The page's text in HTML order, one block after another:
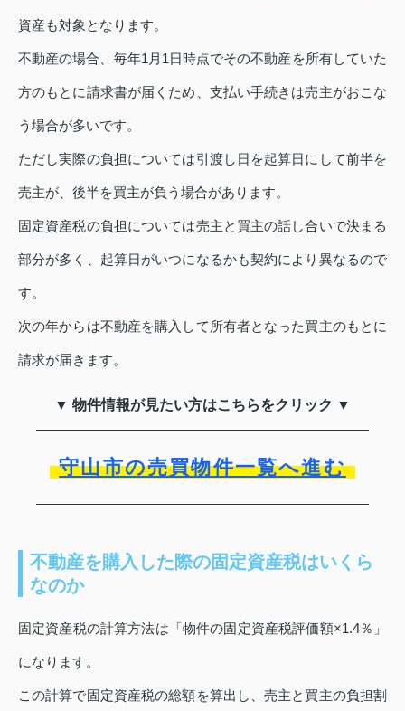
資産も対象となります。
不動産の場合、毎年1月1日時点でその不動産を所有していた
方のもとに請求書が届くため、支払い手続きは売主がおこな
う場合が多いです。
ただし実際の負担については引渡し日を起算日にして前半を
売主が、後半を買主が負う場合があります。
固定資産税の負担については売主と買主の話し合いで決まる
部分が多く、起算日がいつになるかも契約により異なるので
す。
次の年からは不動産を購入して所有者となった買主のもとに
請求が届きます。
▼ 物件情報が見たい方はこちらをクリック ▼
守山市の売買物件一覧へ進む
不動産を購入した際の固定資産税はいくら
なのか
固定資産税の計算方法は「物件の固定資産税評価額×1.4％」
になります。
この計算で固定資産税の総額を算出し、売主と買主の負担割